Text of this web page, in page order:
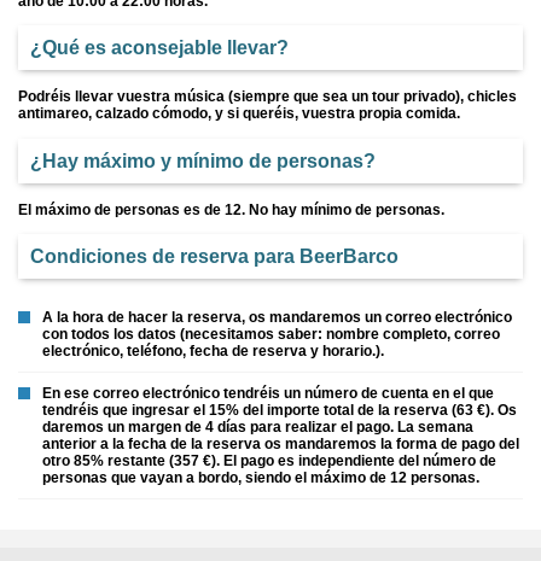
¿Qué es aconsejable llevar?
Podréis llevar vuestra música (siempre que sea un tour privado), chicles
antimareo, calzado cómodo, y si queréis, vuestra propia comida.
¿Hay máximo y mínimo de personas?
El máximo de personas es de 12. No hay mínimo de personas.
Condiciones de reserva para BeerBarco
A la hora de hacer la reserva, os mandaremos un correo electrónico
con todos los datos (necesitamos saber: nombre completo, correo
electrónico, teléfono, fecha de reserva y horario.).
En ese correo electrónico tendréis un número de cuenta en el que
tendréis que ingresar el 15% del importe total de la reserva (63 €). Os
daremos un margen de 4 días para realizar el pago. La semana
anterior a la fecha de la reserva os mandaremos la forma de pago del
otro 85% restante (357 €). El pago es independiente del número de
personas que vayan a bordo, siendo el máximo de 12 personas.